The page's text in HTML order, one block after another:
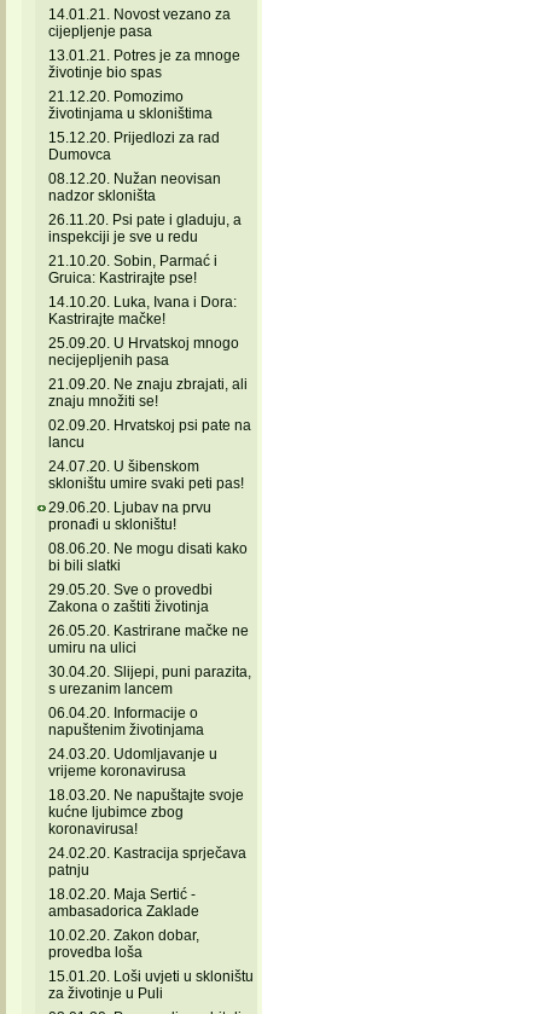
14.01.21. Novost vezano za
cijepljenje pasa
13.01.21. Potres je za mnoge
životinje bio spas
21.12.20. Pomozimo
životinjama u skloništima
15.12.20. Prijedlozi za rad
Dumovca
08.12.20. Nužan neovisan
nadzor skloništa
26.11.20. Psi pate i gladuju, a
inspekciji je sve u redu
21.10.20. Sobin, Parmać i
Gruica: Kastrirajte pse!
14.10.20. Luka, Ivana i Dora:
Kastrirajte mačke!
25.09.20. U Hrvatskoj mnogo
necijepljenih pasa
21.09.20. Ne znaju zbrajati, ali
znaju množiti se!
02.09.20. Hrvatskoj psi pate na
lancu
24.07.20. U šibenskom
skloništu umire svaki peti pas!
29.06.20. Ljubav na prvu
pronađi u skloništu!
08.06.20. Ne mogu disati kako
bi bili slatki
29.05.20. Sve o provedbi
Zakona o zaštiti životinja
26.05.20. Kastrirane mačke ne
umiru na ulici
30.04.20. Slijepi, puni parazita,
s urezanim lancem
06.04.20. Informacije o
napuštenim životinjama
24.03.20. Udomljavanje u
vrijeme koronavirusa
18.03.20. Ne napuštajte svoje
kućne ljubimce zbog
koronavirusa!
24.02.20. Kastracija sprječava
patnju
18.02.20. Maja Sertić -
ambasadorica Zaklade
10.02.20. Zakon dobar,
provedba loša
15.01.20. Loši uvjeti u skloništu
za životinje u Puli